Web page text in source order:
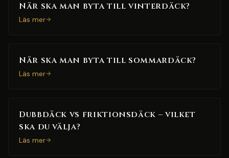
När ska man byta till vinterdäck?
Läs mer
När ska man byta till sommardäck?
Läs mer
Dubbdäck vs friktionsdäck – vilket
ska du välja?
Läs mer